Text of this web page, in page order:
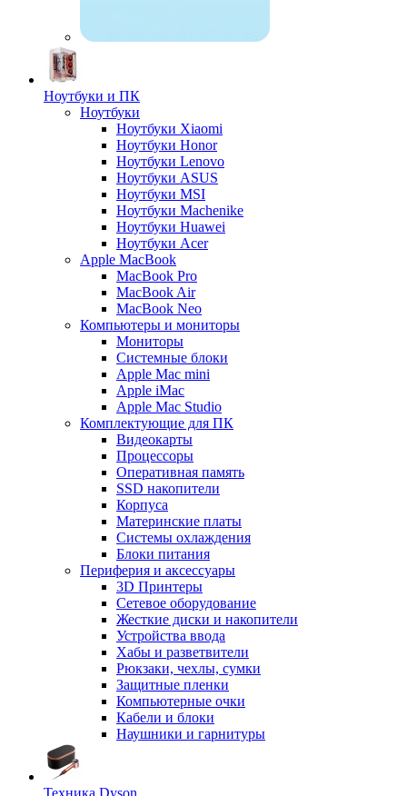
Ноутбуки и ПК
Ноутбуки
Ноутбуки Xiaomi
Ноутбуки Honor
Ноутбуки Lenovo
Ноутбуки ASUS
Ноутбуки MSI
Ноутбуки Machenike
Ноутбуки Huawei
Ноутбуки Acer
Apple MacBook
MacBook Pro
MacBook Air
MacBook Neo
Компьютеры и мониторы
Мониторы
Системные блоки
Apple Mac mini
Apple iMac
Apple Mac Studio
Комплектующие для ПК
Видеокарты
Процессоры
Оперативная память
SSD накопители
Корпуса
Материнские платы
Системы охлаждения
Блоки питания
Периферия и аксессуары
3D Принтеры
Сетевое оборудование
Жесткие диски и накопители
Устройства ввода
Хабы и разветвители
Рюкзаки, чехлы, сумки
Защитные пленки
Компьютерные очки
Кабели и блоки
Наушники и гарнитуры
Техника Dyson